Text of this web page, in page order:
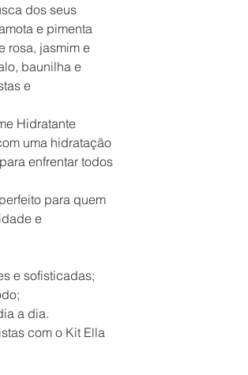
dos seus
e pimenta
rosa, jasmim e
baunilha e
e
Hidratante
uma hidratação
enfrentar todos
para quem
e
e sofisticadas;
a dia.
com o Kit Ella